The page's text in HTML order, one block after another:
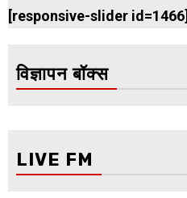
[responsive-slider id=1466]
विज्ञापन बॉक्स
LIVE FM